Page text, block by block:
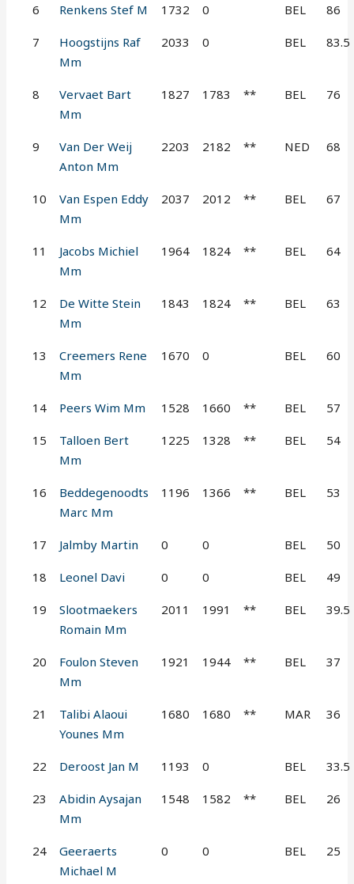
6 Renkens Stef M 1732 0 BEL 86
7
Hoogstijns Raf
Mm
2033 0 BEL 83.5
8
Vervaet Bart
Mm
1827 1783 ** BEL 76
9
Van Der Weij
Anton Mm
2203 2182 ** NED 68
10
Van Espen Eddy
Mm
2037 2012 ** BEL 67
11
Jacobs Michiel
Mm
1964 1824 ** BEL 64
12
De Witte Stein
Mm
1843 1824 ** BEL 63
13
Creemers Rene
Mm
1670 0 BEL 60
14 Peers Wim Mm 1528 1660 ** BEL 57
15
Talloen Bert
Mm
1225 1328 ** BEL 54
16
Beddegenoodts
Marc Mm
1196 1366 ** BEL 53
17 Jalmby Martin 0 0 BEL 50
18 Leonel Davi 0 0 BEL 49
19
Slootmaekers
Romain Mm
2011 1991 ** BEL 39.5
20
Foulon Steven
Mm
1921 1944 ** BEL 37
21
Talibi Alaoui
Younes Mm
1680 1680 ** MAR 36
22 Deroost Jan M 1193 0 BEL 33.5
23
Abidin Aysajan
Mm
1548 1582 ** BEL 26
24
Geeraerts
Michael M
0 0 BEL 25